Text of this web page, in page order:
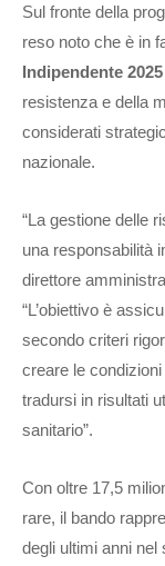
Sul fronte della
reso noto che è in
Indipendente 2025
resistenza e della
considerati
nazionale.
“La gestione delle
una responsabilità
direttore
“L’obiettivo è
secondo criteri
creare le
tradursi in risultati
sanitario”.
Con oltre 17,5
rare, il bando
degli ultimi anni nel